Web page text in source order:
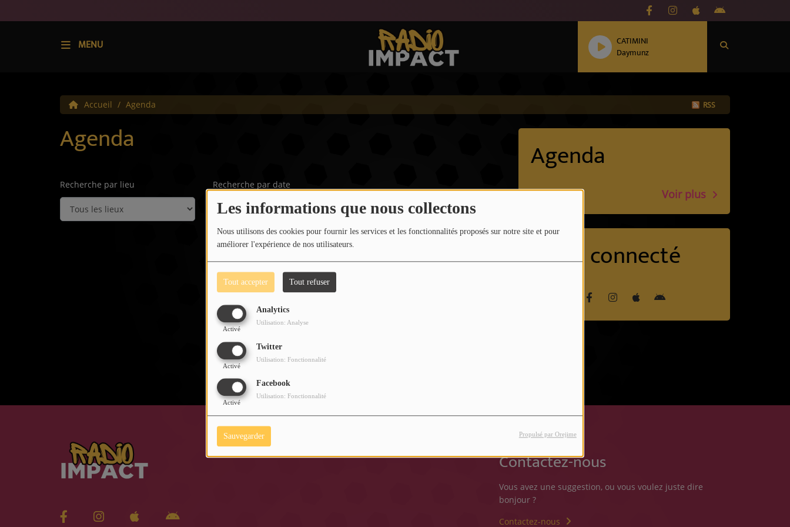
Les informations que nous collectons
Nous utilisons des cookies pour fournir les services et les fonctionnalités proposés sur notre site et pour
améliorer l'expérience de nos utilisateurs.
Tout accepter Tout refuser
Analytics
Activé
Utilisation: Analyse
Twitter
Activé
Utilisation: Fonctionnalité
Facebook
Activé
Utilisation: Fonctionnalité
Sauvegarder Propulsé par Orejime
MENU
CATIMINI
Daymunz
Titres diffusés
Clips Vidéo
Participe
Soutenir Impact
Dédicaces audio
Accueil Agenda RSS
Agenda
Recherche par lieu Recherche par date
Agenda
Voir plus
Reste connecté
Contactez-nous
Vous avez une suggestion, ou vous voulez juste dire
bonjour ?
Contactez-nous